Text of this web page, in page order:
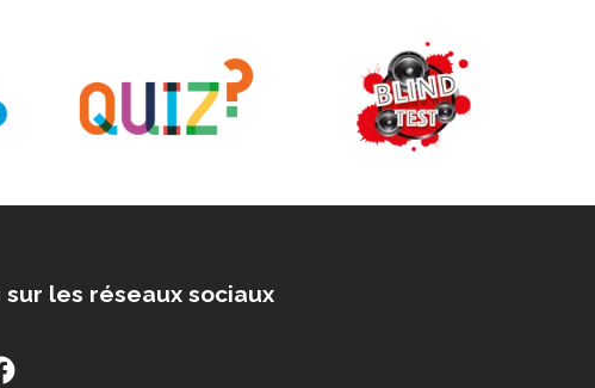
les réseaux sociaux